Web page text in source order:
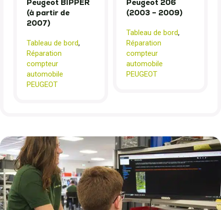
Peugeot BIPPER
(à partir de
2007)
Tableau de bord,
Réparation
compteur
automobile
PEUGEOT
Peugeot 206
(2003 – 2009)
Tableau de bord,
Réparation
compteur
automobile
PEUGEOT